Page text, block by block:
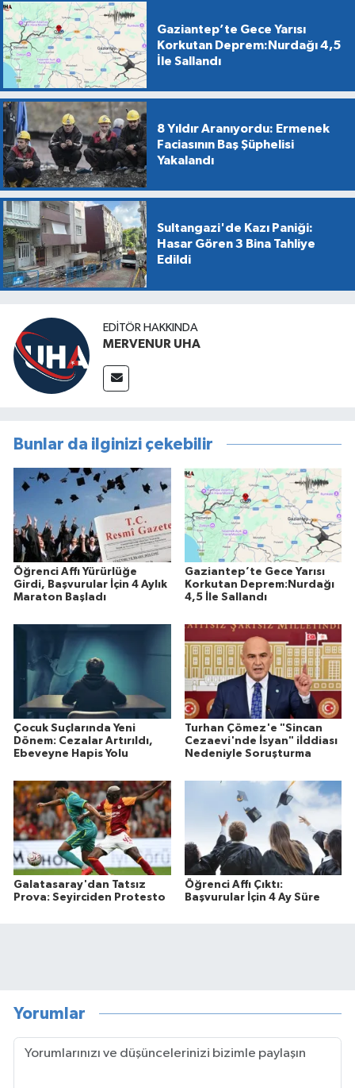
Gaziantep’te Gece Yarısı
Korkutan Deprem:Nurdağı 4,5
İle Sallandı
8 Yıldır Aranıyordu: Ermenek
Faciasının Baş Şüphelisi
Yakalandı
Sultangazi'de Kazı Paniği:
Hasar Gören 3 Bina Tahliye
Edildi
EDITÖR HAKKINDA
MERVENUR UHA
Bunlar da ilginizi çekebilir
Öğrenci Affı Yürürlüğe
Girdi, Başvurular İçin 4 Aylık
Maraton Başladı
Gaziantep’te Gece Yarısı
Korkutan Deprem:Nurdağı
4,5 İle Sallandı
Çocuk Suçlarında Yeni
Dönem: Cezalar Artırıldı,
Ebeveyne Hapis Yolu
Turhan Çömez'e "Sincan
Cezaevi'nde İsyan" iİddiası
Nedeniyle Soruşturma
Galatasaray'dan Tatsız
Prova: Seyirciden Protesto
Öğrenci Affı Çıktı:
Başvurular İçin 4 Ay Süre
Yorumlar